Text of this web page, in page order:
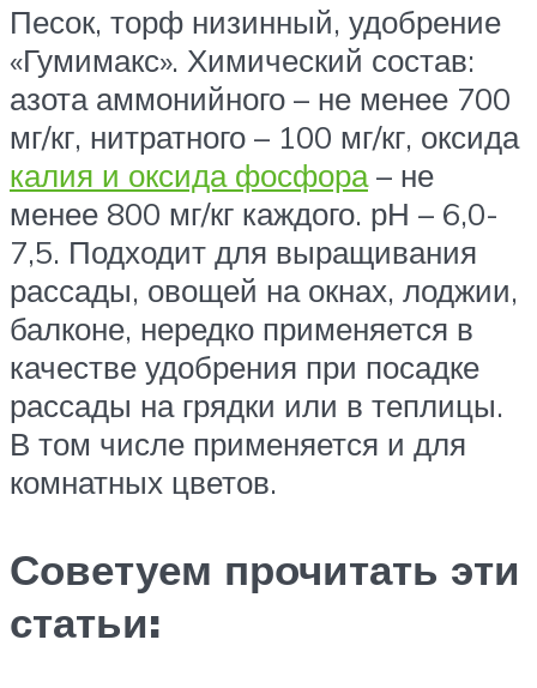
Песок, торф низинный, удобрение
«Гумимакс». Химический состав:
азота аммонийного – не менее 700
мг/кг, нитратного – 100 мг/кг, оксида
калия и оксида фосфора– не
менее 800 мг/кг каждого. рН – 6,0-
7,5. Подходит для выращивания
рассады, овощей на окнах, лоджии,
балконе, нередко применяется в
качестве удобрения при посадке
рассады на грядки или в теплицы.
В том числе применяется и для
комнатных цветов.
Советуем прочитать эти
статьи: